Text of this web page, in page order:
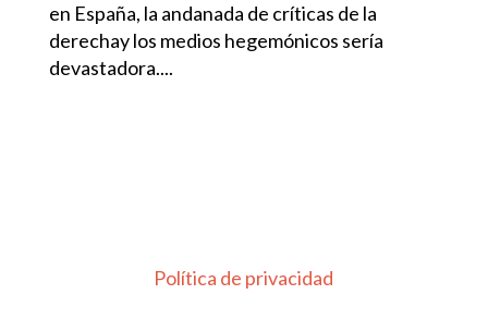
en España, la andanada de críticas de la
derechay los medios hegemónicos sería
devastadora....
Política de privacidad